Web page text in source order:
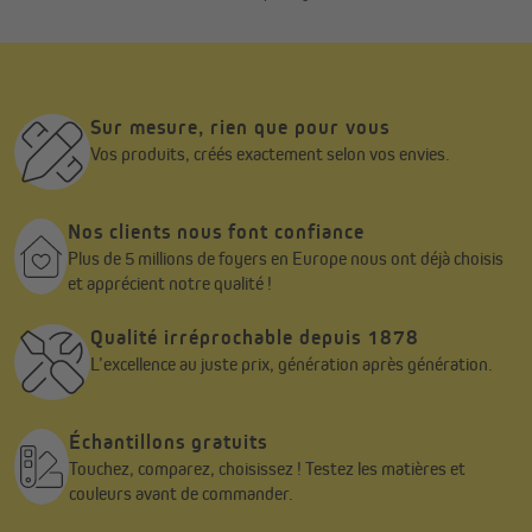
Sur mesure, rien que pour vous
Vos produits, créés exactement selon vos envies.
Nos clients nous font confiance
Plus de 5 millions de foyers en Europe nous ont déjà choisis
et apprécient notre qualité !
Qualité irréprochable depuis 1878
L’excellence au juste prix, génération après génération.
Échantillons gratuits
Touchez, comparez, choisissez ! Testez les matières et
couleurs avant de commander.